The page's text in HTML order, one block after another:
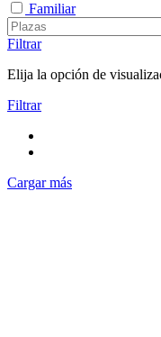
Familiar
Filtrar
Elija la opción de
Filtrar
Cargar más